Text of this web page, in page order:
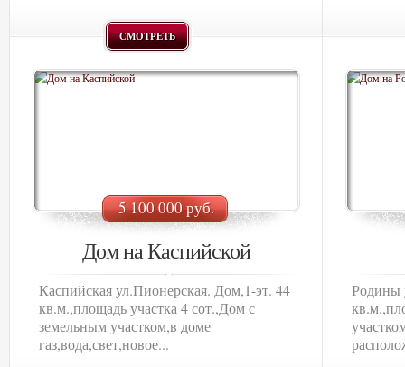
СМОТРЕТЬ
5 100 000 руб.
Дом на Каспийской
Каспийская ул.Пионерская. Дом,1-эт. 44
кв.м.,площадь участка 4 сот.,Дом с
земельным участком,в доме
газ,вода,свет,новое...
Родины